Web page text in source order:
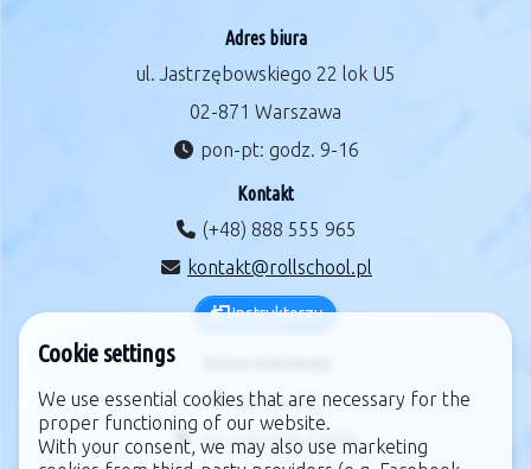
Adres biura
ul. Jastrzębowskiego 22 lok U5
02-871 Warszawa
pon-pt: godz. 9-16
Kontakt
(+48) 888 555 965
kontakt@rollschool.pl
Instruktorzy
regulamin
zarządzanie cookie
Cookie settings
We use essential cookies that are necessary for the
proper functioning of our website.
With your consent, we may also use marketing